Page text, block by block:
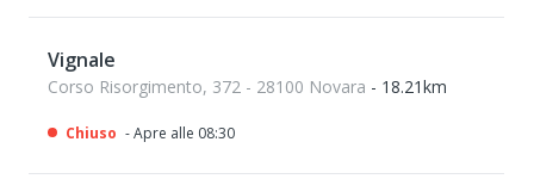
Vignale
Corso Risorgimento, 372 - 28100 Novara - 18.21km
Chiuso - Apre alle 08:30